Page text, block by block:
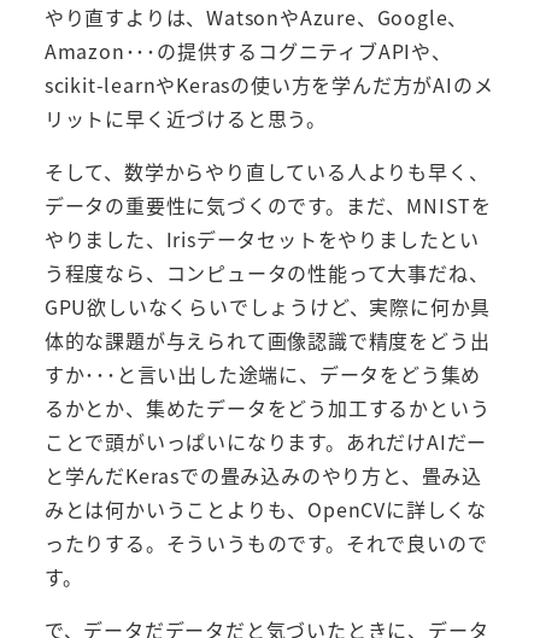
やり直すよりは、WatsonやAzure、Google、
Amazon･･･の提供するコグニティブAPIや、
scikit-learnやKerasの使い方を学んだ方がAIのメ
リットに早く近づけると思う。
そして、数学からやり直している人よりも早く、
データの重要性に気づくのです。まだ、MNISTを
やりました、Irisデータセットをやりましたとい
う程度なら、コンピュータの性能って大事だね、
GPU欲しいなくらいでしょうけど、実際に何か具
体的な課題が与えられて画像認識で精度をどう出
すか･･･と言い出した途端に、データをどう集め
るかとか、集めたデータをどう加工するかという
ことで頭がいっぱいになります。あれだけAIだー
と学んだKerasでの畳み込みのやり方と、畳み込
みとは何かいうことよりも、OpenCVに詳しくな
ったりする。そういうものです。それで良いので
す。
で、データだデータだと気づいたときに、データ